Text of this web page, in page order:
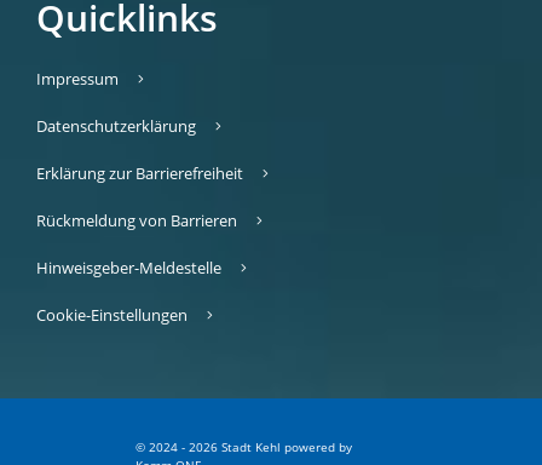
Quicklinks
Impressum
Datenschutzerklärung
Erklärung zur Barrierefreiheit
Rückmeldung von Barrieren
Hinweisgeber-Meldestelle
Cookie-Einstellungen
© 2024 - 2026 Stadt Kehl powered by